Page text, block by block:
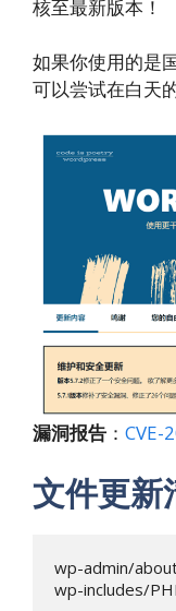
核至最新版本！
如果你使用的是
可以尝试在白天
漏洞报告 ： CVE-
文件更新
wp-admin/
wp-includes/